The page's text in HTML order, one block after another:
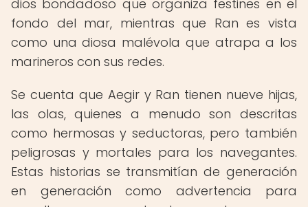
dios bondadoso que organiza festines en el
fondo del mar, mientras que Ran es vista
como una diosa malévola que atrapa a los
marineros con sus redes.
Se cuenta que Aegir y Ran tienen nueve hijas,
las olas, quienes a menudo son descritas
como hermosas y seductoras, pero también
peligrosas y mortales para los navegantes.
Estas historias se transmitían de generación
en generación como advertencia para